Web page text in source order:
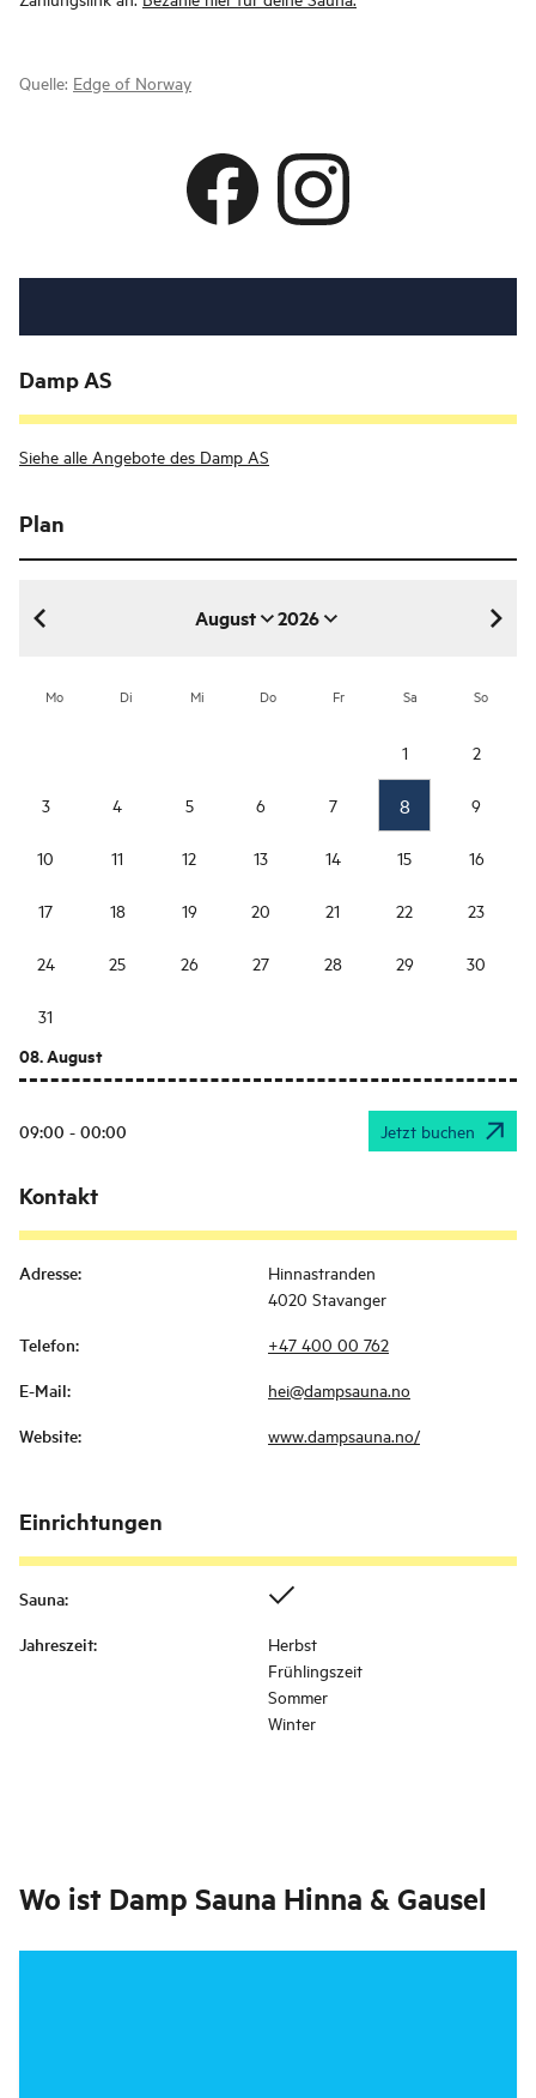
Quelle: Edge of Norway
Damp AS
Siehe alle Angebote des Damp AS
Plan
August 2026
August 2026
Mo Di Mi Do Fr Sa So
1 2
3 4 5 6 7 8 9
10 11 12 13 14 15 16
17 18 19 20 21 22 23
24 25 26 27 28 29 30
31
08. August
09:00 - 00:00 Jetzt buchen
Kontakt
Adresse:
Hinnastranden
4020 Stavanger
Telefon: +47 400 00 762
E-Mail: hei@dampsauna.no
Website: www.dampsauna.no/
Einrichtungen
Sauna:
Jahreszeit:
Herbst
Frühlingszeit
Sommer
Winter
Wo ist Damp Sauna Hinna & Gausel